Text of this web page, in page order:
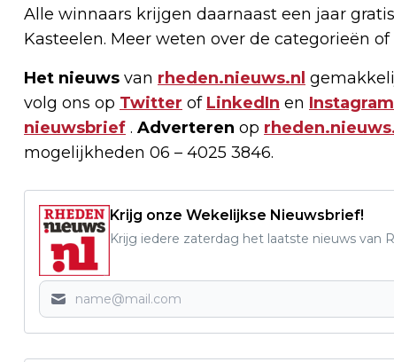
Alle winnaars krijgen daarnaast een jaar
Kasteelen. Meer weten over de categorieën
Het nieuws van rheden.nieuws.nl
volg ons op Twitter of LinkedIn en Instagram
nieuwsbrief . Adverteren op
mogelijkheden 06 – 4025 3846.
Krijg onze Wekelijkse Nieuwsbrief!
Krijg iedere zaterdag het laatste nieuws van